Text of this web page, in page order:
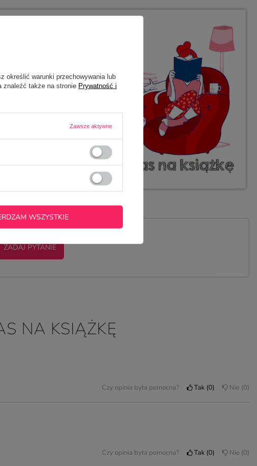
ZADAJ PYTANIE
NA KSIĄŻKĘ
Czy opinia była pomocna? Tak 0 Nie 0
Czy opinia była pomocna? Tak 0 Nie 0
określić warunki przechowywania lub
znaleźć także na stronie Prywatność i
Zawsze aktywne
WSZYSTKIE